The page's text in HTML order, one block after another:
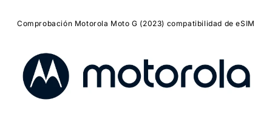
Comprobación Motorola Moto G (2023) compatibilidad de eSIM